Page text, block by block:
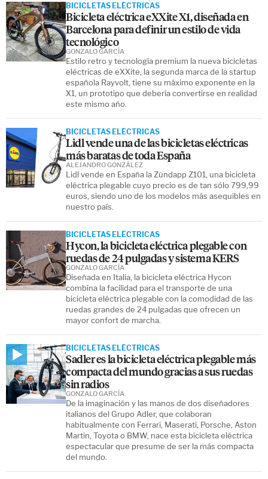
BICICLETAS ELÉCTRICAS
Bicicleta eléctrica eXXite X1, diseñada en
Barcelona para definir un estilo de vida
tecnológico
Estilo retro y tecnología premium la nueva bicicletas
eléctricas de eXXite, la segunda marca de la startup
española Rayvolt, tiene su máximo exponente en la
X1, un prototipo que debería convertirse en realidad
este mismo año.
GONZALO GARCÍA
BICICLETAS ELÉCTRICAS
Lidl vende una de las bicicletas eléctricas
más baratas de toda España
Lidl vende en España la Zündapp Z101, una bicicleta
eléctrica plegable cuyo precio es de tan sólo 799,99
euros, siendo uno de los modelos más asequibles en
nuestro país.
ALEJANDRO GONZÁLEZ
BICICLETAS ELÉCTRICAS
Hycon, la bicicleta eléctrica plegable con
ruedas de 24 pulgadas y sistema KERS
Diseñada en Italia, la bicicleta eléctrica Hycon
combina la facilidad para el transporte de una
bicicleta eléctrica plegable con la comodidad de las
ruedas grandes de 24 pulgadas que ofrecen un
mayor confort de marcha.
GONZALO GARCÍA
BICICLETAS ELÉCTRICAS
Sadler es la bicicleta eléctrica plegable más
compacta del mundo gracias a sus ruedas
sin radios
De la imaginación y las manos de dos diseñadores
italianos del Grupo Adler, que colaboran
habitualmente con Ferrari, Maserati, Porsche, Aston
Martin, Toyota o BMW, nace esta bicicleta eléctrica
espectacular que presume de ser la más compacta
del mundo.
GONZALO GARCÍA